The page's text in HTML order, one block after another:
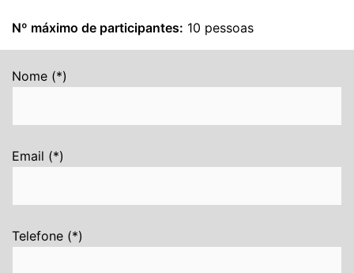
Nº máximo de participantes: 10 pessoas
Nome (*)
Email (*)
Telefone (*)